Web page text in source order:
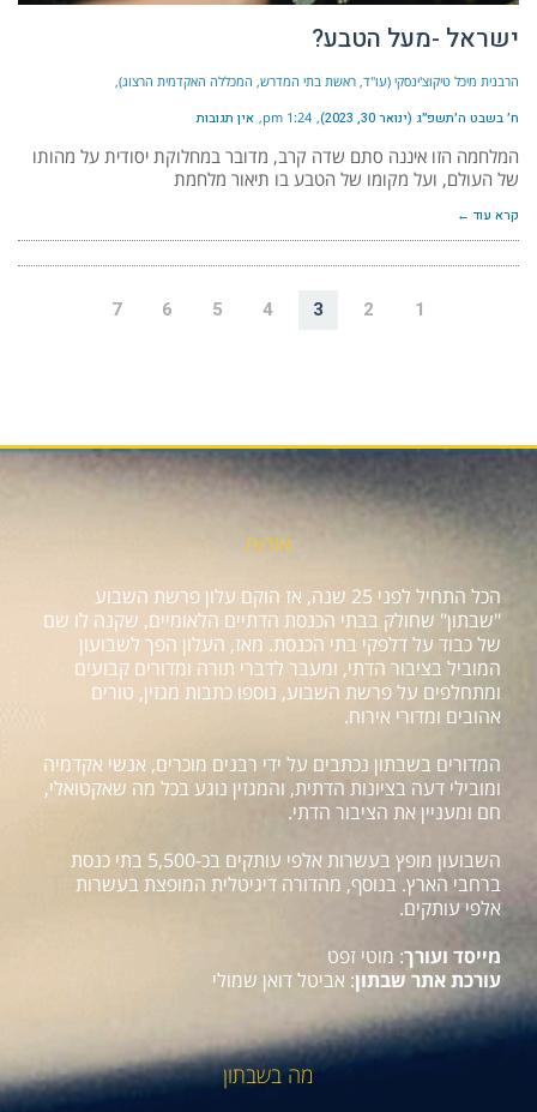
ישראל -מעל הטבע?
הרבנית מיכל טיקוצ'ינסקי (עו"ד, ראשת בתי המדרש, המכללה האקדמית הרצוג)
ח׳ בשבט ה׳תשפ״ג (ינואר 30, 2023) 1:24 pm אין תגובות
המלחמה הזו איננה סתם שדה קרב, מדובר במחלוקת יסודית על מהותו
של העולם, ועל מקומו של הטבע בו תיאור מלחמת
קרא עוד ←
1
2
3
4
5
6
7
אודות
הכל התחיל לפני 25 שנה, אז הוקם עלון פרשת השבוע
"שבתון" שחולק בבתי הכנסת הדתיים הלאומיים, שקנה לו שם
של כבוד על דלפקי בתי הכנסת. מאז, העלון הפך לשבועון
המוביל בציבור הדתי, ומעבר לדברי תורה ומדורים קבועים
ומתחלפים על פרשת השבוע, נוספו כתבות מגזין, טורים
אהובים ומדורי אירוח.
המדורים בשבתון נכתבים על ידי רבנים מוכרים, אנשי אקדמיה
ומובילי דעה בציונות הדתית, והמגזין נוגע בכל מה שאקטואלי,
חם ומעניין את הציבור הדתי.
השבועון מופץ בעשרות אלפי עותקים בכ-5,500 בתי כנסת
ברחבי הארץ. בנוסף, מהדורה דיגיטלית המופצת בעשרות
אלפי עותקים.
מייסד ועורך: מוטי זפט
עורכת אתר שבתון: אביטל דואן שמולי
מה בשבתון